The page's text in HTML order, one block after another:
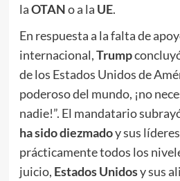
laOTANo a la UE.
En respuesta a la falta de
internacional,Trump
de los Estados Unidos de
poderoso del mundo, ¡no
nadie!”. El mandatario
ha sido diezmadoy sus
prácticamente todos los
juicio, Estados Unidosy sus